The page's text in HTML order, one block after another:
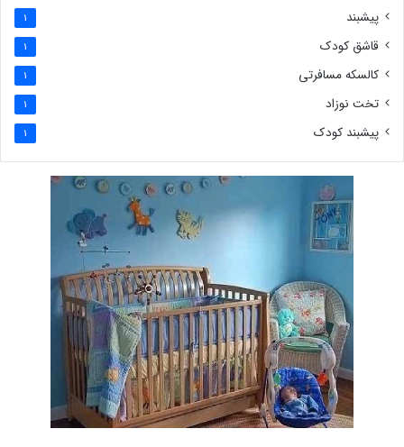
پیشبند 1
قاشق کودک 1
کالسکه مسافرتی 1
تخت نوزاد 1
پیشبند کودک 1